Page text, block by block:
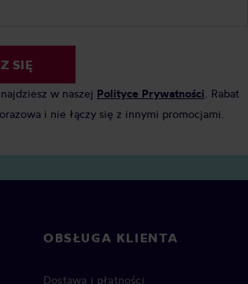
SIĘ
w naszej Polityce Prywatności . Rabat
i nie łączy się z innymi promocjami.
OBSŁUGA KLIENTA
Dostawa i płatności